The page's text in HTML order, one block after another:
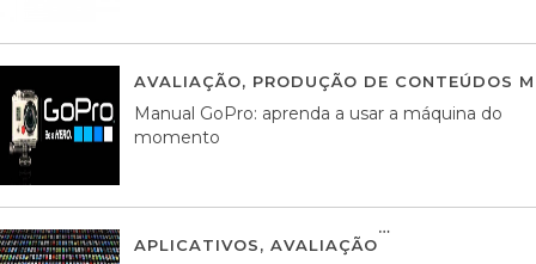
AVALIAÇÃO, PRODUÇÃO DE CONTEÚDOS
Manual GoPro: aprenda a usar a máquina do
momento
APLICATIVOS, AVALIAÇÃO